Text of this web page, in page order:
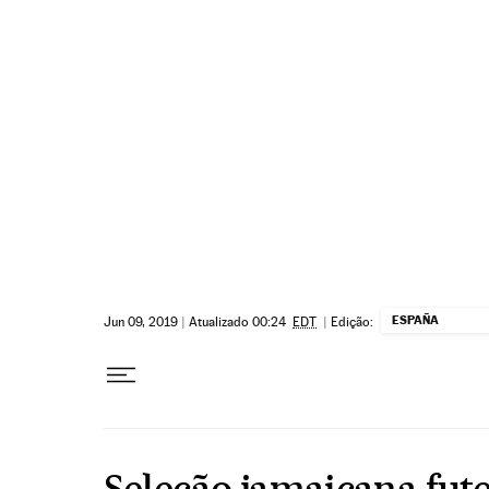
Jun 09, 2019 | Atualizado 00:24 EDT | Edição: ESPAÑA